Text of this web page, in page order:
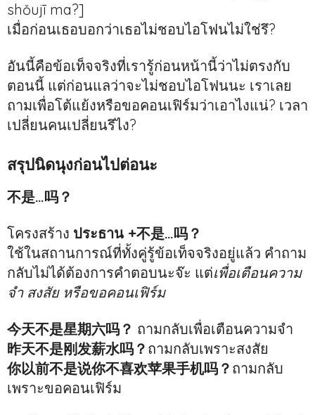
shǒujī ma?]
เมื่อก่อนเธอบอกว่าเธอไม่ชอบไอโฟนไม่ใช่รึ?
อันนี้คือข้อเท็จจริงที่เรารู้ก่อนหน้านี้ว่าไม่ตรงกับ
ตอนนี้ แต่ก่อนแลว่าจะไม่ชอบไอโฟนนะ เราเลย
ถามเพื่อโต้แย้งหรือขอคอนเฟิร์มว่าเอาไงแน่? เวลา
เปลี่ยนคนเปลี่ยนรึไง?
สรุปนิดนุงก่อนไปต่อนะ
不是…吗？
โครงสร้าง ประธาน +不是…吗？
ใช้ในสถานการณ์ที่ทั้งคู่รู้ข้อเท็จจริงอยู่แล้ว คำถาม
กลับไม่ได้ต้องการคำตอบนะจ๊ะ แต่เพื่อเตือนความ
จำ สงสัย หรือขอคอนเฟิร์ม
今天不是星期六吗？ ถามกลับเพื่อเตือนความจำ
昨天不是刚发薪水吗？ ถามกลับเพราะสงสัย
你以前不是说你不喜欢苹果手机吗？ ถามกลับ
เพราะขอคอนเฟิร์ม